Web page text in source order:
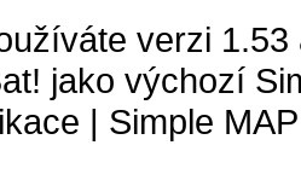
verzi
jako výchozí
| Simple